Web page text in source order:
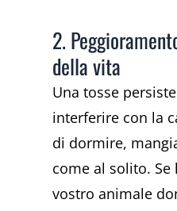
2.
della vita
Una tosse
interferire con la
di dormire,
come al solito. Se
vostro animale